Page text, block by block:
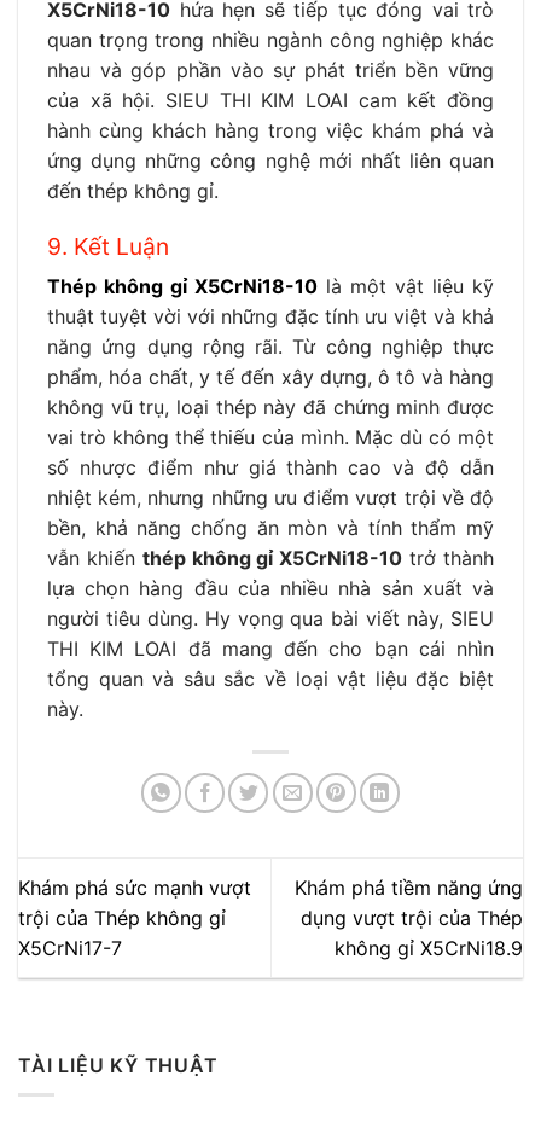
X5CrNi18-10 hứa hẹn sẽ tiếp tục đóng vai trò
quan trọng trong nhiều ngành công nghiệp khác
nhau và góp phần vào sự phát triển bền vững
của xã hội. SIEU THI KIM LOAI cam kết đồng
hành cùng khách hàng trong việc khám phá và
ứng dụng những công nghệ mới nhất liên quan
đến thép không gỉ.
9. Kết Luận
Thép không gỉ X5CrNi18-10 là một vật liệu kỹ
thuật tuyệt vời với những đặc tính ưu việt và khả
năng ứng dụng rộng rãi. Từ công nghiệp thực
phẩm, hóa chất, y tế đến xây dựng, ô tô và hàng
không vũ trụ, loại thép này đã chứng minh được
vai trò không thể thiếu của mình. Mặc dù có một
số nhược điểm như giá thành cao và độ dẫn
nhiệt kém, nhưng những ưu điểm vượt trội về độ
bền, khả năng chống ăn mòn và tính thẩm mỹ
vẫn khiến thép không gỉ X5CrNi18-10 trở thành
lựa chọn hàng đầu của nhiều nhà sản xuất và
người tiêu dùng. Hy vọng qua bài viết này, SIEU
THI KIM LOAI đã mang đến cho bạn cái nhìn
tổng quan và sâu sắc về loại vật liệu đặc biệt
này.
Khám phá sức mạnh vượt
trội của Thép không gỉ
X5CrNi17-7
Khám phá tiềm năng ứng
dụng vượt trội của Thép
không gỉ X5CrNi18.9
TÀI LIỆU KỸ THUẬT